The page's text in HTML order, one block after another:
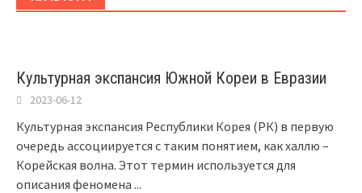
Культурная экспансия Южной Кореи в Евразии
2023-06-12
Культурная экспансия Республики Корея (РК) в первую
очередь ассоциируется с таким понятием, как халлю –
Корейская волна. Этот термин используется для
описания феномена ...